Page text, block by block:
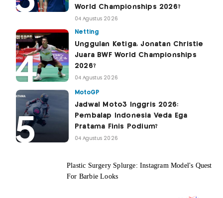
World Championships 2026?
04 Agustus 2026
Netting
Unggulan Ketiga, Jonatan Christie
Juara BWF World Championships
2026?
04 Agustus 2026
MotoGP
Jadwal Moto3 Inggris 2026:
Pembalap Indonesia Veda Ega
Pratama Finis Podium?
04 Agustus 2026